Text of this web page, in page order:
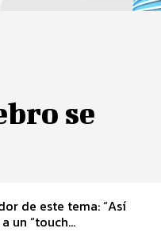
se
de este tema: “Así
un “touch...